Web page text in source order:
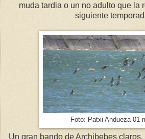
muda tardia o un no adulto que la
siguiente
Foto: Patxi Andueza-01
Un gran bando de Archibebes